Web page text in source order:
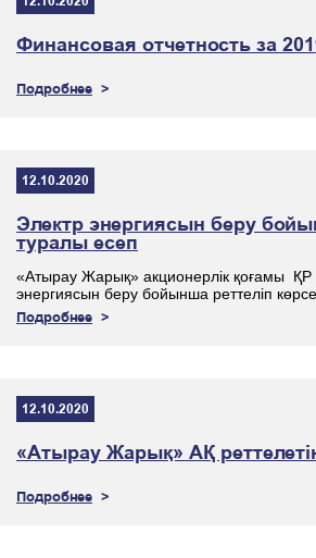
Финансовая отчетность за
Подробнее
12.10.2020
Электр энергиясын беру
туралы есеп
«Атырау Жарық» акционерлік қоғамы
энергиясын беру бойынша реттеліп
Подробнее
12.10.2020
«Атырау Жарық» АҚ
Подробнее